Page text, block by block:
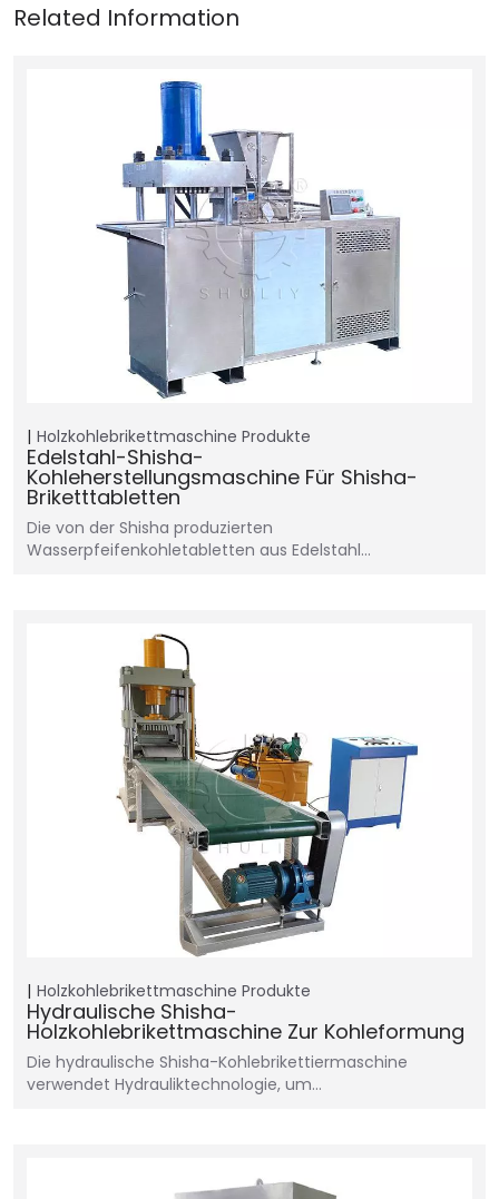
Holzkohlebrikettmaschine Produkte
Edelstahl-Shisha-
Kohleherstellungsmaschine Für Shisha-
Briketttabletten
Die von der Shisha produzierten
Wasserpfeifenkohletabletten aus Edelstahl...
Holzkohlebrikettmaschine Produkte
Hydraulische Shisha-
Holzkohlebrikettmaschine Zur Kohleformung
Die hydraulische Shisha-Kohlebrikettiermaschine
verwendet Hydrauliktechnologie, um…